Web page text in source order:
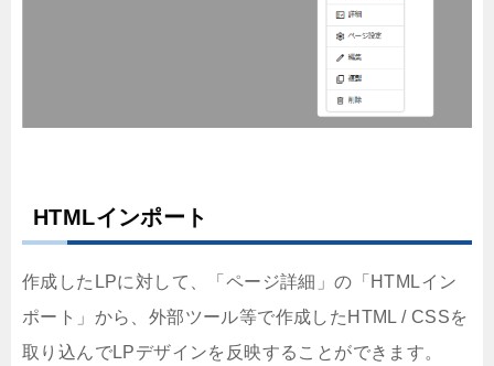
HTMLインポート
作成したLPに対して、「ページ詳細」の「HTMLイン
ポート」から、外部ツール等で作成したHTML / CSSを
取り込んでLPデザインを反映することができます。